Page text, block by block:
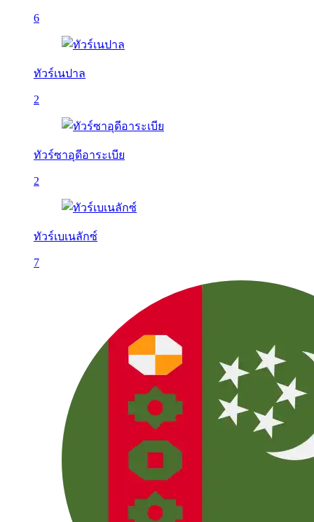
6
ทัวร์เนปาล
2
ทัวร์ซาอุดีอาระเบีย
2
ทัวร์เบเนลักซ์
7